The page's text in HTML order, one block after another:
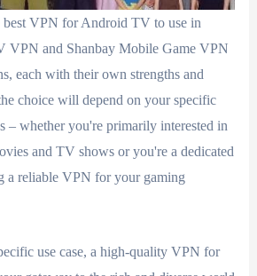
best VPN for Android TV to use in
VPN and Shanbay Mobile Game VPN
each with their own strengths and
choice will depend on your specific
– whether you're primarily interested in
and TV shows or you're a dedicated
a reliable VPN for your gaming
use case, a high-quality VPN for